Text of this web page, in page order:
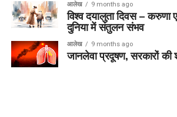
आलेख 9 months ago
विश्व दयालुता दिवस –
दुनिया में संतुलन संभव
आलेख 9 months ago
जानलेवा प्रदूषण, सरकारों की